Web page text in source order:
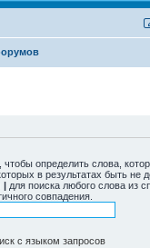
, чтобы определить слова,
в результатах быть не
| для поиска любого слова из
совпадения.
с языком запросов